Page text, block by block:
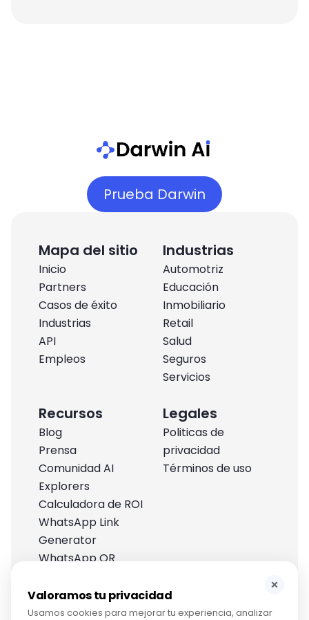
Prueba Darwin
Mapa del sitio
Inicio
Partners
Casos de éxito
Industrias
API
Empleos
Industrias
Automotriz
Educación
Inmobiliario
Retail
Salud
Seguros
Servicios
Recursos
Blog
Prensa
Comunidad AI
Explorers
Calculadora de ROI
WhatsApp Link
Generator
WhatsApp QR
Centro de ayuda
Legales
Politicas de
privacidad
Términos de uso
×
Valoramos tu privacidad
Usamos cookies para mejorar tu experiencia, analizar